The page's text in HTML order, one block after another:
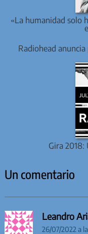
«La humanidad solo
Radiohead
Gira 2018:
Un comentario
Leandro
26/07/2022 a